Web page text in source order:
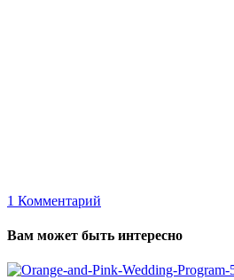
1 Комментарий
Вам может быть интересно